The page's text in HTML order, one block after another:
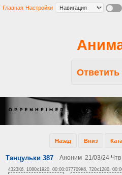
Главная Настройки
Ответить
Назад Вниз
Танцульки 387 Аноним 21/03/24
4323Кб, 1080x1920, 00:00:077709Кб, 720x1280,